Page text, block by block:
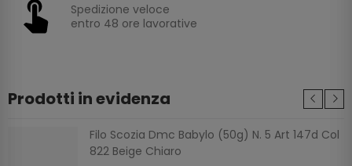
Spedizione veloce
entro 48 ore lavorative
Prodotti in evidenza
Filo Scozia Dmc Babylo (50g) N. 5 Art 147d Col
822 Beige Chiaro